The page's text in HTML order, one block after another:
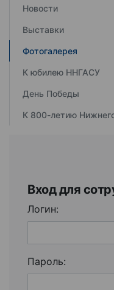
Новости
Выставки
Фотогалерея
К юбилею ННГАСУ
День Победы
К 800-летию
Вход для
Логин:
Пароль: